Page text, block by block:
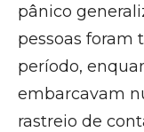
pânico
pessoas foram
período,
embarcavam
rastreio de